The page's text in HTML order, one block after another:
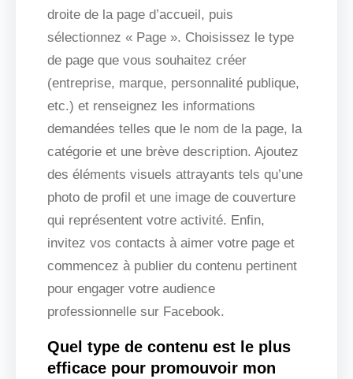
droite de la page d’accueil, puis
sélectionnez « Page ». Choisissez le type
de page que vous souhaitez créer
(entreprise, marque, personnalité publique,
etc.) et renseignez les informations
demandées telles que le nom de la page, la
catégorie et une brève description. Ajoutez
des éléments visuels attrayants tels qu’une
photo de profil et une image de couverture
qui représentent votre activité. Enfin,
invitez vos contacts à aimer votre page et
commencez à publier du contenu pertinent
pour engager votre audience
professionnelle sur Facebook.
Quel type de contenu est le plus
efficace pour promouvoir mon